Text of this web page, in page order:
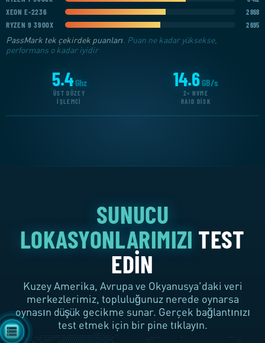
HER SUNUCUDA
XEON E-2236 2 868
RYZEN 9 3900X 2 695
PassMark tek çekirdek puanları . Puan ne kadar yüksekse,
performans o kadar iyidir
5.4Ghz
ÜST DÜZEY
İŞLEMCI
14.6GB/s
2× NVME
RAID DISK
SUNUCU
LOKASYONLARIMIZI TEST
EDIN
Kuzey Amerika, Avrupa ve Okyanusya'daki veri
merkezlerimiz, topluluğunuz nerede oynarsa
oynasın düşük gecikme sunar. Gerçek bağlantınızı
test etmek için bir pine tıklayın.